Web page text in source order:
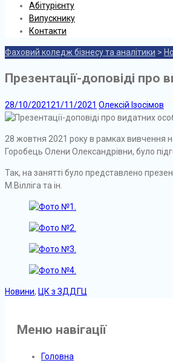
Абітурієнту
Випускнику
Контакти
Фаховий коледж бізнесу та аналітики >
Презентації-доповіді про
28/10/202121/11/2021 Олексій Ізосімов
28 жовтня 2021 року в рамках вивчення
Горобець Олени Олександрівни, було
Так, на занятті було представлено
М.Вілліга та ін.
Новини, ЦК з ЗДДГЦ
Меню навігації
Головна